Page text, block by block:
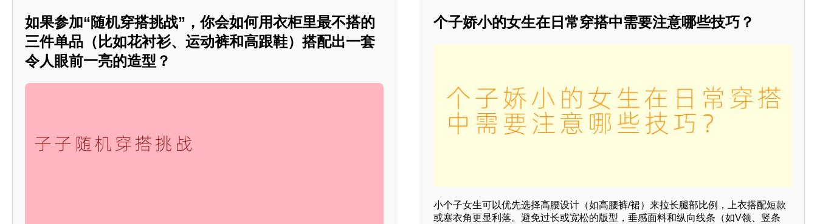
如果参加“随机穿搭挑战”，你会如何用衣柜里最不搭的
三件单品（比如花衬衫、运动裤和高跟鞋）搭配出一套
令人眼前一亮的造型？
个子娇小的女生在日常穿搭中需要注意哪些技巧？
小个子女生可以优先选择高腰设计（如高腰裤/裙）来拉长腿部比例，上衣搭配短款
或塞衣角更显利落。避免过长或宽松的版型，垂感面料和纵向线条（如V领、竖条